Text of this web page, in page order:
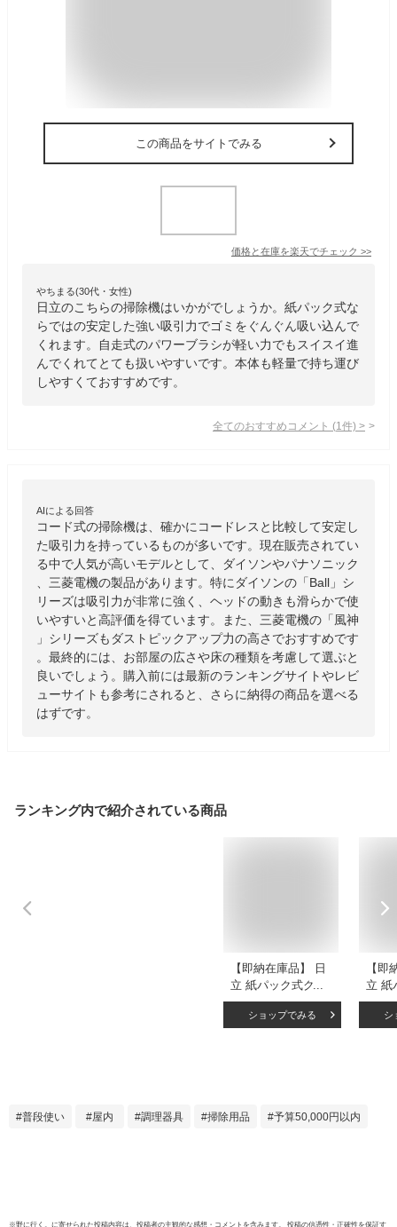
この商品をサイトでみる
価格と在庫を楽天でチェック >>
やちまる(30代・女性)
日立のこちらの掃除機はいかがでしょうか。紙パック式な
らではの安定した強い吸引力でゴミをぐんぐん吸い込んで
くれます。自走式のパワーブラシが軽い力でもスイスイ進
んでくれてとても扱いやすいです。本体も軽量で持ち運び
しやすくておすすめです。
全てのおすすめコメント (1 件) >
AIによる回答
コード式の掃除機は、確かにコードレスと比較して安定し
た吸引力を持っているものが多いです。現在販売されてい
る中で人気が高いモデルとして、ダイソンやパナソニック
、三菱電機の製品があります。特にダイソンの「Ball」シ
リーズは吸引力が非常に強く、ヘッドの動きも滑らかで使
いやすいと高評価を得ています。また、三菱電機の「風神
」シリーズもダストピックアップ力の高さでおすすめです
。最終的には、お部屋の広さや床の種類を考慮して選ぶと
良いでしょう。購入前には最新のランキングサイトやレビ
ューサイトも参考にされると、さらに納得の商品を選べる
はずです。
ランキング内で紹介されている商品
【即納在庫品】 日
立 紙パック式クリ
ーナー かるパック
CV-KP300MN ライ
ショップでみる
【即
立 紙
ーナ
CV-シ
普段使い 屋内 調理器具 掃除用品 予算50,000円以内
※野に行く。 に寄せられた投稿内容は、投稿者の主観的な感想・コメントを含みます。 投稿の信憑性・正確性を保証す